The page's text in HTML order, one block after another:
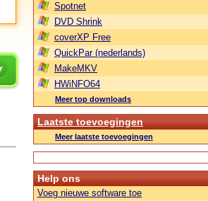
Spotnet
DVD Shrink
coverXP Free
QuickPar (nederlands)
MakeMKV
HWiNFO64
Meer top downloads
Laatste toevoegingen
Meer laatste toevoegingen
Help ons
Voeg nieuwe software toe